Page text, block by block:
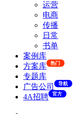
运营
电商
传播
日常
书单
案例库
方案库
热门
专题库
广告公司
导航
4A招聘 官方